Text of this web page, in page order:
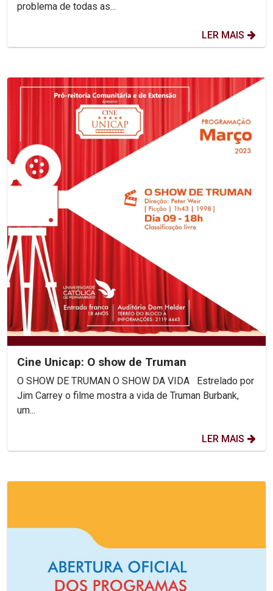
problema de todas as...
LER MAIS
Cine Unicap: O show de Truman
O SHOW DE TRUMAN O SHOW DA VIDA Estrelado por
Jim Carrey o filme mostra a vida de Truman Burbank,
um...
LER MAIS